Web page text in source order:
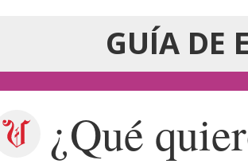
GUÍA DE
¿Qué